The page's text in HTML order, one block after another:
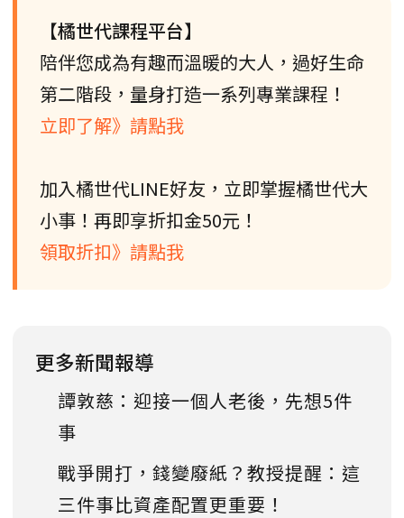
【橘世代課程平台】
陪伴您成為有趣而溫暖的大人，過好生命
第二階段，量身打造一系列專業課程！
立即了解》請點我
加入橘世代LINE好友，立即掌握橘世代大
小事！再即享折扣金50元！
領取折扣》請點我
更多新聞報導
譚敦慈：迎接一個人老後，先想5件
事
戰爭開打，錢變廢紙？教授提醒：這
三件事比資產配置更重要！